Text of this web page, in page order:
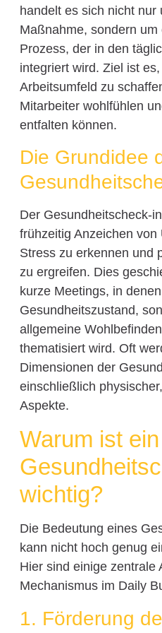
handelt es sich nicht nur
Maßnahme, sondern
Prozess, der in den
integriert wird. Ziel ist
Arbeitsumfeld zu
Mitarbeiter wohlfühlen
entfalten können.
Die Grundidee
Der Gesundheitscheck-
frühzeitig Anzeichen von
Stress zu erkennen und
zu ergreifen. Dies
kurze Meetings, in
Gesundheitszustand,
allgemeine
thematisiert wird. Oft
Dimensionen der
einschließlich
Aspekte.
Warum ist ein
wichtig?
Die Bedeutung eines
kann nicht hoch genug
Hier sind einige zentrale
Mechanismus im Daily
1. Förderung